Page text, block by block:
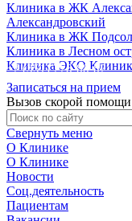
Клиника в ЖК
Александровский
Клиника в ЖК
Клиника в Лесном
Клиника ЭКО
+7 (351) 778-88-87
Записаться на прием
Вызов скорой помощи
Свернуть меню
О Клинике
О Клинике
Новости
Соц.деятельность
Пациентам